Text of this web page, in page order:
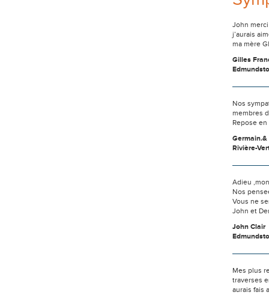
John
j’aurais
ma mère
Gilles
Nos
membres
Repose
Rivière-
Adieu
Nos
Vous ne
John et
John Clair
Mes plus
traverses
aurais fais